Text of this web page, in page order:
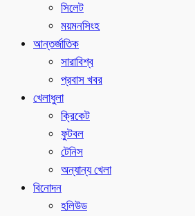
সিলেট
ময়মনসিংহ
আন্তর্জাতিক
সারাবিশ্ব
প্রবাস খবর
খেলাধুলা
ক্রিকেট
ফুটবল
টেনিস
অন্যান্য খেলা
বিনোদন
হলিউড